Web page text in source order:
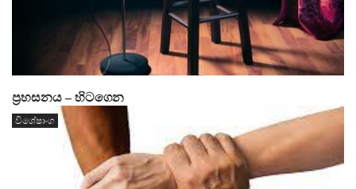
ප්‍රහසනය – හිටගෙන
විශේෂාංග